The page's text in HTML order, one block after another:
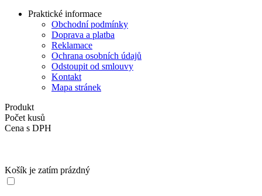
Praktické informace
Obchodní podmínky
Doprava a platba
Reklamace
Ochrana osobních údajů
Odstoupit od smlouvy
Kontakt
Mapa stránek
Produkt
Počet kusů
Cena s DPH
Košík je zatím prázdný